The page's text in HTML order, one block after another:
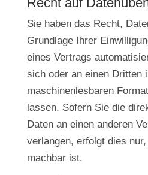
Sie haben das Recht,
Grundlage Ihrer
eines Vertrags
sich oder an einen Dritten
maschinenlesbaren
lassen. Sofern Sie die
Daten an einen anderen
verlangen, erfolgt dies
machbar ist.